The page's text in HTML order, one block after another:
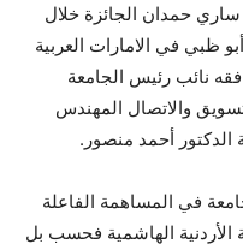
ساري حمدان الجائزة خلال
ظبي في الامارات العربية
13-16 نوفمبر 2023، يرافقه نائب رئيس الجامعة
والاتصال المهندس
الدكتور أحمد منصور.
في المساهمة الفاعلة
الهاشمية فحسب بل